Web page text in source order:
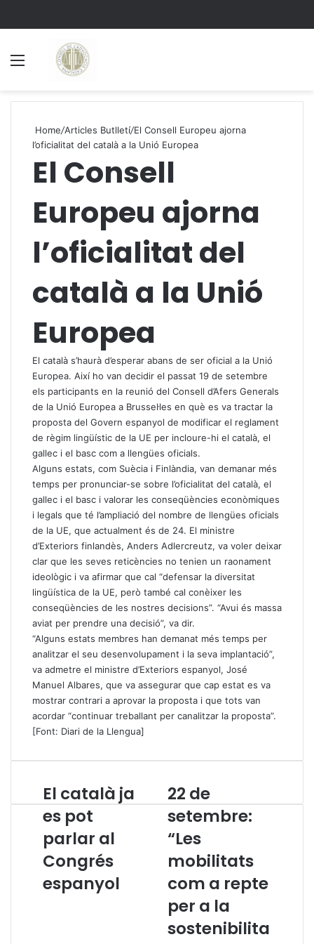
Home/Articles Butlletí/El Consell Europeu ajorna
l’oficialitat del català a la Unió Europea
El Consell
Europeu ajorna
l’oficialitat del
català a la Unió
Europea
El català s’haurà d’esperar abans de ser oficial a la Unió
Europea. Així ho van decidir el passat 19 de setembre
els participants en la reunió del Consell d’Afers Generals
de la Unió Europea a Brussel·les en què es va tractar la
proposta del Govern espanyol de modificar el reglament
de règim lingüístic de la UE per incloure-hi el català, el
gallec i el basc com a llengües oficials.
Alguns estats, com Suècia i Finlàndia, van demanar més
temps per pronunciar-se sobre l’oficialitat del català, el
gallec i el basc i valorar les conseqüències econòmiques
i legals que té l’ampliació del nombre de llengües oficials
de la UE, que actualment és de 24. El ministre
d’Exteriors finlandès, Anders Adlercreutz, va voler deixar
clar que les seves reticències no tenien un raonament
ideològic i va afirmar que cal “defensar la diversitat
lingüística de la UE, però també cal conèixer les
conseqüències de les nostres decisions”. “Avui és massa
aviat per prendre una decisió”, va dir.
“Alguns estats membres han demanat més temps per
analitzar el seu desenvolupament i la seva implantació”,
va admetre el ministre d’Exteriors espanyol, José
Manuel Albares, que va assegurar que cap estat es va
mostrar contrari a aprovar la proposta i que tots van
acordar “continuar treballant per canalitzar la proposta”.
[Font: Diari de la Llengua]
E
l
c
a
t
a
à
El català ja
es pot
parlar al
Congrés
espanyol
2
2
d
e
e
t
e
m
r
22 de
setembre:
“Les
mobilitats
com a repte
per a la
sostenibilita